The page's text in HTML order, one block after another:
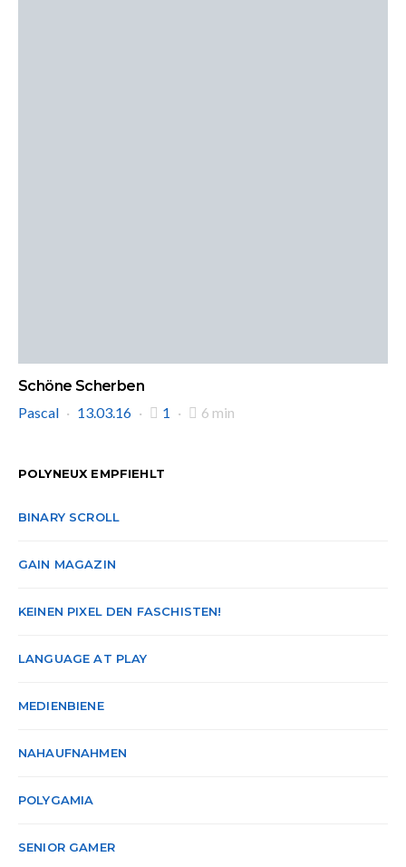
Schöne Scherben
Pascal
13.03.16 1 6 min
POLYNEUX EMPFIEHLT
BINARY SCROLL
GAIN MAGAZIN
KEINEN PIXEL DEN FASCHISTEN!
LANGUAGE AT PLAY
MEDIENBIENE
NAHAUFNAHMEN
POLYGAMIA
SENIOR GAMER